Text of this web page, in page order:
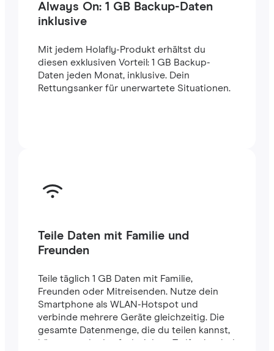
Always On: 1 GB Backup-Daten
inklusive
Mit jedem Holafly-Produkt erhältst du
diesen exklusiven Vorteil: 1 GB Backup-
Daten jeden Monat, inklusive. Dein
Rettungsanker für unerwartete Situationen.
Teile Daten mit Familie und
Freunden
Teile täglich 1 GB Daten mit Familie,
Freunden oder Mitreisenden. Nutze dein
Smartphone als WLAN-Hotspot und
verbinde mehrere Geräte gleichzeitig. Die
gesamte Datenmenge, die du teilen kannst,
hängt von der Laufzeit deines Tarifs ab – bei